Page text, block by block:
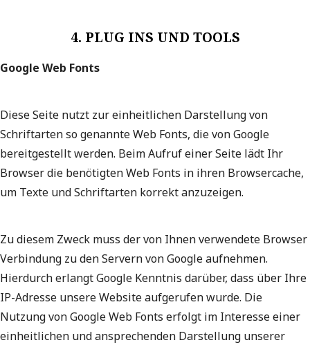
4. PLUG INS UND TOOLS
Google Web Fonts
Diese Seite nutzt zur einheitlichen Darstellung von
Schriftarten so genannte Web Fonts, die von Google
bereitgestellt werden. Beim Aufruf einer Seite lädt Ihr
Browser die benötigten Web Fonts in ihren Browsercache,
um Texte und Schriftarten korrekt anzuzeigen.
Zu diesem Zweck muss der von Ihnen verwendete Browser
Verbindung zu den Servern von Google aufnehmen.
Hierdurch erlangt Google Kenntnis darüber, dass über Ihre
IP-Adresse unsere Website aufgerufen wurde. Die
Nutzung von Google Web Fonts erfolgt im Interesse einer
einheitlichen und ansprechenden Darstellung unserer